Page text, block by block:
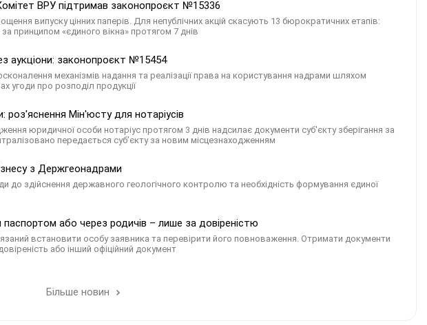
ВРУ підтримав законопроєкт №15336
випуску цінних паперів. Для непублічних акцій скасують 13 бюрократичних етапів:
принципом «єдиного вікна» протягом 7 днів
аукціони: законопроєкт №15454
механізмів надання та реалізації права на користування надрами шляхом
угоди про розподіл продукції
Мін'юсту для нотаріусів
юридичної особи нотаріус протягом 3 днів надсилає документи суб'єкту зберігання за
передається суб’єкту за новим місцезнаходженням
з Держгеонадрами
до здійснення державного геологічного контролю та необхідність формування єдиної
або через родичів – лише за довіреністю
встановити особу заявника та перевірити його повноваження. Отримати документи
або інший офіційний документ
Більше новин